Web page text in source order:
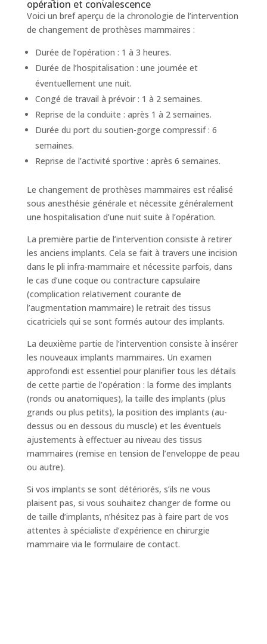
opération et convalescence
Voici un bref aperçu de la chronologie de l’intervention
de changement de prothèses mammaires :
Durée de l’opération : 1 à 3 heures.
Durée de l’hospitalisation : une journée et
éventuellement une nuit.
Congé de travail à prévoir : 1 à 2 semaines.
Reprise de la conduite : après 1 à 2 semaines.
Durée du port du soutien-gorge compressif : 6
semaines.
Reprise de l’activité sportive : après 6 semaines.
Le changement de prothèses mammaires est réalisé
sous anesthésie générale et nécessite généralement
une hospitalisation d’une nuit suite à l’opération.
La première partie de l’intervention consiste à retirer
les anciens implants. Cela se fait à travers une incision
dans le pli infra-mammaire et nécessite parfois, dans
le cas d’une coque ou contracture capsulaire
(complication relativement courante de
l’augmentation mammaire) le retrait des tissus
cicatriciels qui se sont formés autour des implants.
La deuxième partie de l’intervention consiste à insérer
les nouveaux implants mammaires. Un examen
approfondi est essentiel pour planifier tous les détails
de cette partie de l’opération : la forme des implants
(ronds ou anatomiques), la taille des implants (plus
grands ou plus petits), la position des implants (au-
dessus ou en dessous du muscle) et les éventuels
ajustements à effectuer au niveau des tissus
mammaires (remise en tension de l’enveloppe de peau
ou autre).
Si vos implants se sont détériorés, s’ils ne vous
plaisent pas, si vous souhaitez changer de forme ou
de taille d’implants, n’hésitez pas à faire part de vos
attentes à spécialiste d’expérience en chirurgie
mammaire via le formulaire de contact.